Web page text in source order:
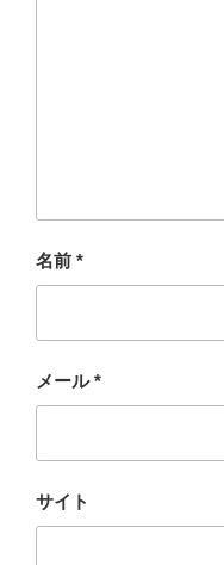
名前 *
メール*
サイト